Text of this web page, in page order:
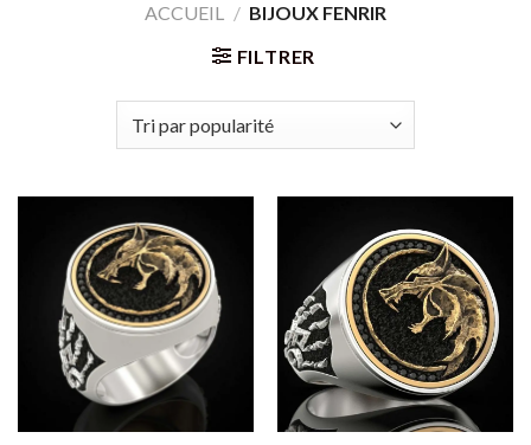
ACCUEIL / BIJOUX FENRIR
FILTRER